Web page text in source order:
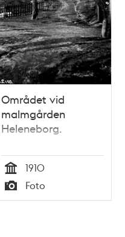
Området vid
malmgården
Heleneborg.
Tid
1910
Typ
Foto